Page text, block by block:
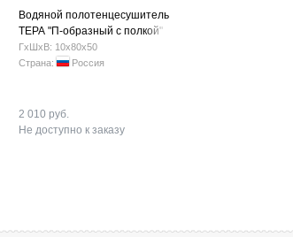
Водяной полотенцесушитель
ТЕРА "П-образный с полкой"
(500х800) нар.резьба 1
ГхШхВ: 10х80х50
Страна:
Россия
2 010 руб.
Не доступно к заказу